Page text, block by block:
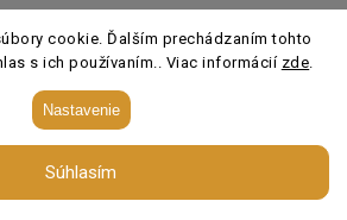
cookie. Ďalším prechádzaním tohto
s ich používaním.. Viac informácií zde.
Nastavenie
Súhlasím
- piatok 8:00-14:00
GoldBee. Všetky práva vyhradené.
Upraviť nastavenie cookies
Shoptet| Design